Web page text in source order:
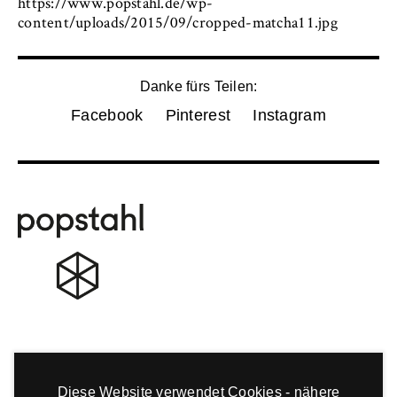
content/uploads/2015/09/cropped-matcha11.jpg
Danke fürs Teilen:
Facebook Pinterest Instagram
Diese Website verwendet Cookies - nähere